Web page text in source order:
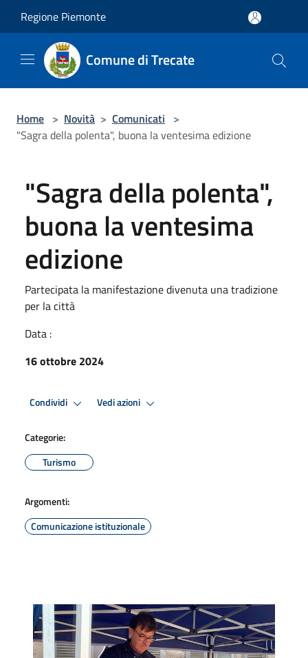
Regione Piemonte
Comune di Trecate
Home > Novità > Comunicati >
"Sagra della polenta", buona la ventesima edizione
"Sagra della polenta",
buona la ventesima
edizione
Partecipata la manifestazione divenuta una tradizione
per la città
Data :
16 ottobre 2024
Condividi Vedi azioni
Categorie:
Turismo
Argomenti:
Comunicazione istituzionale